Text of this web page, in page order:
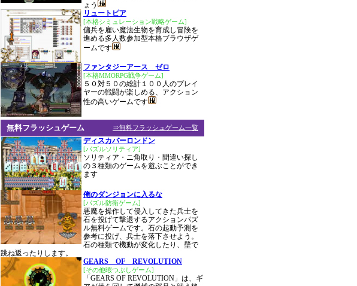
ょう
リュートピア
[本格シミュレーション戦略ゲーム]
傭兵を雇い魔法生物を育成し冒険を
進める多人数参加型本格ブラウザゲ
ームです
ファンタジーアース ゼロ
[本格MMORPG戦争ゲーム]
５０対５０の総計１００人のプレイ
ヤーの戦闘が楽しめる、アクション
性の高いゲームです
⇒無料フラッシュゲーム一覧
無料フラッシュゲーム
ディスカバーロンドン
[パズルソリティア]
ソリティア・ニ角取り・間違い探し
の３種類のゲームを遊ぶことができ
ます
俺のダンジョンに入るな
[パズル防衛ゲーム]
悪魔を操作して侵入してきた兵士を
石を投げて撃退するアクションパズ
ル無料ゲームです。石の起動予測を
参考に投げ、兵士を落下させよう。
石の種類で機動が変化したり、壁で
跳ね返ったりします。
GEARS OF REVOLUTION
[その他暇つぶしゲーム]
「GEARS OF REVOLUTION」は、ギ